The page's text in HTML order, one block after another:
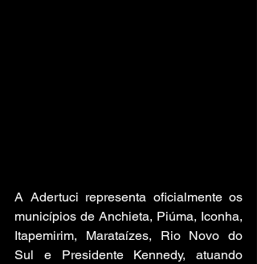
A Adertuci representa oficialmente os
municípios de Anchieta, Piúma, Iconha,
Itapemirim, Marataízes, Rio Novo do
Sul e Presidente Kennedy, atuando